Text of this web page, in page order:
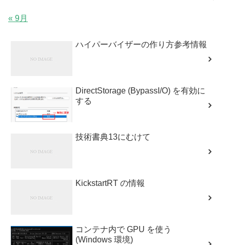
« 9月
ハイパーバイザーの作り方参考情報
DirectStorage (BypassI/O) を有効に
する
技術書典13にむけて
KickstartRT の情報
コンテナ内で GPU を使う
(Windows 環境)